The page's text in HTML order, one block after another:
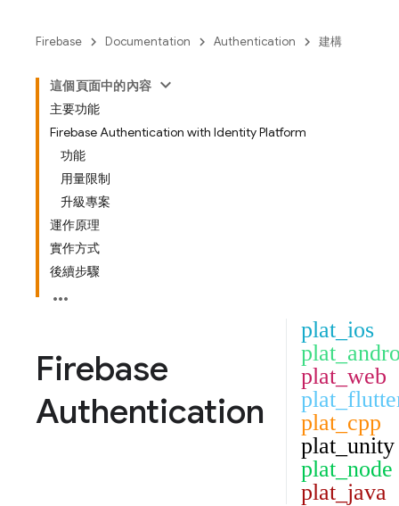
Firebase Documentation Authentication 建構
這個頁面中的內容
主要功能
Firebase Authentication with Identity Platform
功能
用量限制
升級專案
運作原理
實作方式
後續步驟
Firebase
Authentication
plat_ios
plat_web
plat_cpp
plat_unity
plat_node
plat_java